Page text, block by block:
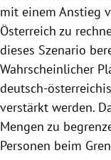
mit einem Anstieg
Österreich zu
dieses Szenario
Wahrscheinlicher
deutsch-
verstärkt werden.
Mengen zu
Personen beim